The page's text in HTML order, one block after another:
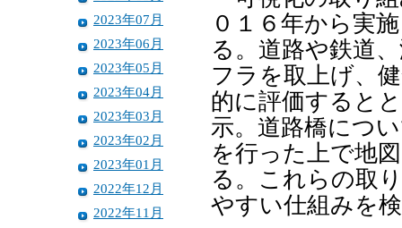
2023年07月
2023年06月
2023年05月
2023年04月
2023年03月
2023年02月
2023年01月
2022年12月
2022年11月
０１６年から実
る。道路や鉄道
フラを取上げ、
的に評価すると
示。道路橋につ
を行った上で地
る。これらの取
やすい仕組みを